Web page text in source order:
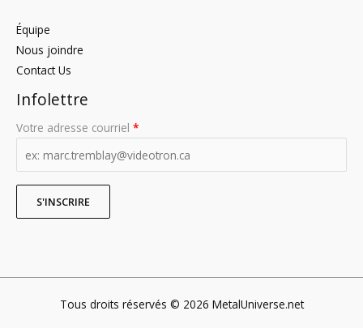
Équipe
Nous joindre
Contact Us
Infolettre
Votre adresse courriel *
Tous droits réservés © 2026 MetalUniverse.net